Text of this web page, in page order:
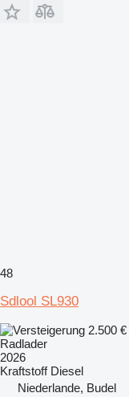
48
Sdlool SL930
2.500 €
Radlader
2026
Kraftstoff Diesel
Niederlande, Budel